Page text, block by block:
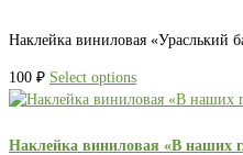
Наклейка виниловая «Ураслький
100 ₽ Select options
Наклейка виниловая «В наших